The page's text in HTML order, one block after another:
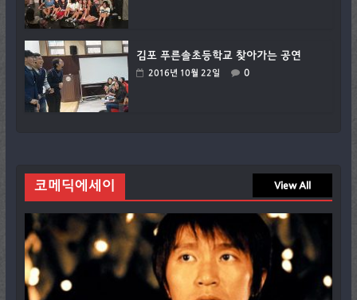
김포 푸른솔초등학교 찾아가는 공연
2016년 10월 22일 0
코메딕에세이 View All